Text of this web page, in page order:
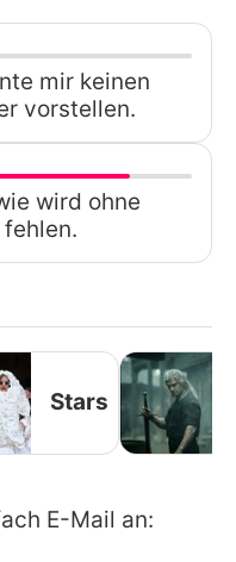
mir keinen
vorstellen.
wird ohne
Stars
E-Mail an: